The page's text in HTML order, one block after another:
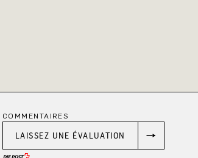
COMMENTAIRES
LAISSEZ UNE ÉVALUATION